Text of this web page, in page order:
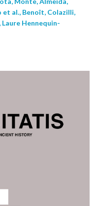
et al., Benoît, Colazilli,
Hennequin-